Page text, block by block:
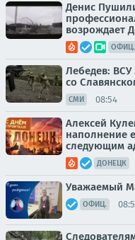
Денис
возрождает
ОФИЦ.
Лебедев:
со
СМИ 08:54
Алексей
наполнение
следующим
ДОНЕЦК
Уважаемый
ОФИЦ.